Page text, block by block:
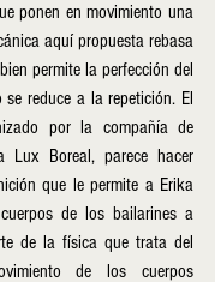
ponen en movimiento una
aquí propuesta rebasa
permite la perfección del
reduce a la repetición. El
por la compañía de
Lux Boreal, parece hacer
que le permite a Erika
de los bailarines a
de la física que trata del
de los cuerpos